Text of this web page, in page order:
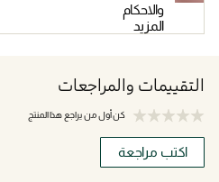
والاحكام
المزيد
التقييمات والمراجعات
كن أول من يراجع هذا المنتج
اكتب مراجعة